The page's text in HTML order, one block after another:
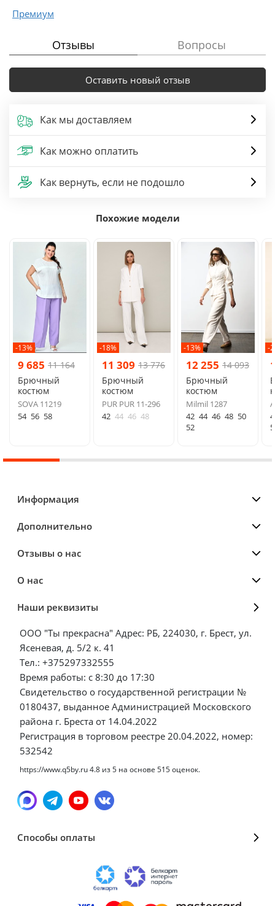
Премиум
Отзывы Вопросы
Оставить новый отзыв
Как мы доставляем
Как можно оплатить
Как вернуть, если не подошло
Похожие модели
-13%
9 685 11 164
Брючный
костюм
SOVA 11219
54 56 58
-18%
11 309 13 776
Брючный
костюм
PUR PUR 11-296
42 44 46 48
-13%
12 255 14 093
Брючный
костюм
Milmil 1287
42 44 46 48 50
52
-
Информация
Дополнительно
Отзывы о нас
О нас
Наши реквизиты
ООО "Ты прекрасна" Адрес: РБ, 224030, г. Брест, ул.
Ясеневая, д. 5/2 к. 41
Тел.: +375297332555
Время работы: с 8:30 до 17:30
Свидетельство о государственной регистрации №
0180437, выданное Администрацией Московского
района г. Бреста от 14.04.2022
Регистрация в торговом реестре 20.04.2022, номер:
532542
https://www.q5by.ru4.8 из5 на основе 515оценок.
Способы оплаты